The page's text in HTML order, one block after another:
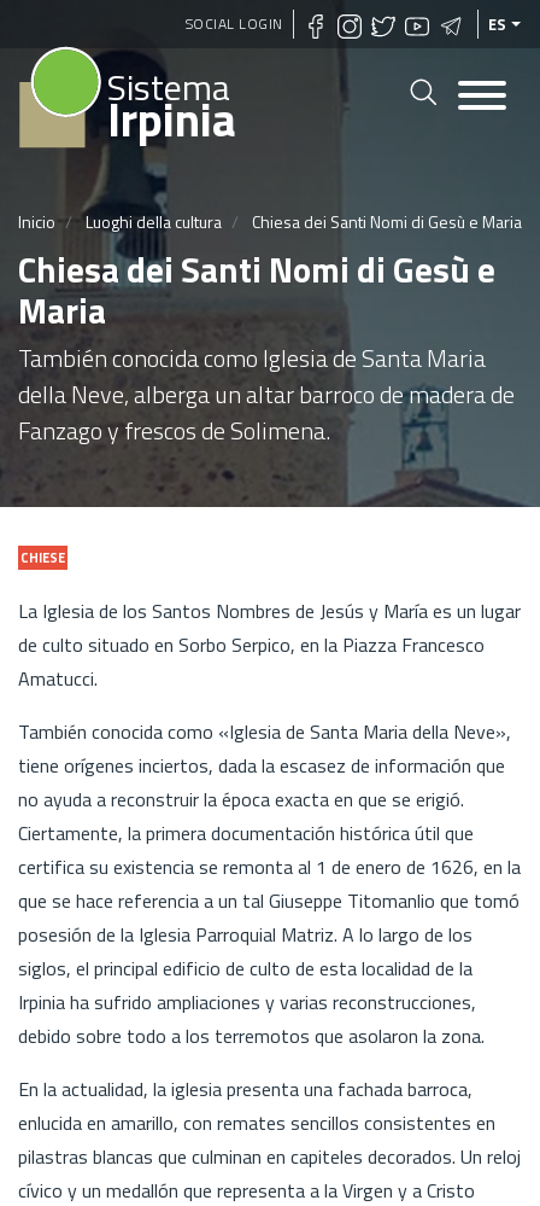
Pasar
SOCIAL LOGIN ES
Sistema
Irpinia
Inicio Luoghi della cultura Chiesa dei Santi Nomi di Gesù e Maria
Chiesa dei Santi Nomi di Gesù e
Maria
También conocida como Iglesia de Santa Maria
della Neve, alberga un altar barroco de madera de
Fanzago y frescos de Solimena.
CHIESE
La Iglesia de los Santos Nombres de Jesús y María es un lugar
de culto situado en Sorbo Serpico, en la Piazza Francesco
Amatucci.
También conocida como «Iglesia de Santa Maria della Neve»,
tiene orígenes inciertos, dada la escasez de información que
no ayuda a reconstruir la época exacta en que se erigió.
Ciertamente, la primera documentación histórica útil que
certifica su existencia se remonta al 1 de enero de 1626, en la
que se hace referencia a un tal Giuseppe Titomanlio que tomó
posesión de la Iglesia Parroquial Matriz. A lo largo de los
siglos, el principal edificio de culto de esta localidad de la
Irpinia ha sufrido ampliaciones y varias reconstrucciones,
debido sobre todo a los terremotos que asolaron la zona.
En la actualidad, la iglesia presenta una fachada barroca,
enlucida en amarillo, con remates sencillos consistentes en
pilastras blancas que culminan en capiteles decorados. Un reloj
cívico y un medallón que representa a la Virgen y a Cristo